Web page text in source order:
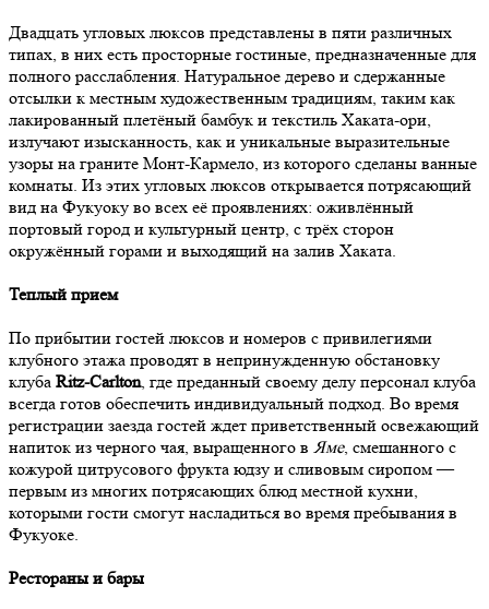
Двадцать угловых люксов представлены в пяти различных
типах, в них есть просторные гостиные, предназначенные для
полного расслабления. Натуральное дерево и сдержанные
отсылки к местным художественным традициям, таким как
лакированный плетёный бамбук и текстиль Хаката-ори,
излучают изысканность, как и уникальные выразительные
узоры на граните Монт-Кармело, из которого сделаны ванные
комнаты. Из этих угловых люксов открывается потрясающий
вид на Фукуоку во всех её проявлениях: оживлённый
портовый город и культурный центр, с трёх сторон
окружённый горами и выходящий на залив Хаката.
Теплый прием
По прибытии гостей люксов и номеров с привилегиями
клубного этажа проводят в непринужденную обстановку
клуба Ritz-Carlton, где преданный своему делу персонал клуба
всегда готов обеспечить индивидуальный подход. Во время
регистрации заезда гостей ждет приветственный освежающий
напиток из черного чая, выращенного в Яме, смешанного с
кожурой цитрусового фрукта юдзу и сливовым сиропом —
первым из многих потрясающих блюд местной кухни,
которыми гости смогут насладиться во время пребывания в
Фукуоке.
Рестораны и бары